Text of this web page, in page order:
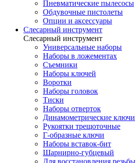
Пневматические пылесосы
Обдувочные пистолеты
Опции и аксессуары
Слесарный инструмент
Слесарный инструмент
Универсальные наборы
Наборы в ложементах
Съемники
Наборы ключей
Воротки
Наборы головок
Тиски
Наборы отверток
Динамометрические ключи
Рукоятки трещоточные
Г-образные ключи
Наборы вставок-бит
Шарнирно-губцевый
Для восстановления резьбы